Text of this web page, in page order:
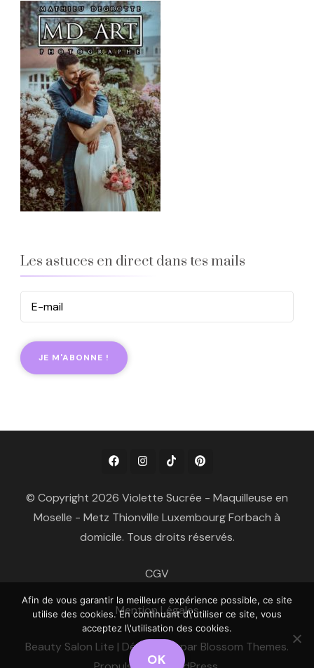
Les astuces en direct dans tes mails
© Copyright 2026 Violette Sucrée - Maquilleuse en
Moselle - Metz Thionville Luxembourg Forbach à
domicile. Tous droits réservés.
CGV
Mention Légales
Beauty Salon Lite | Développé par Blossom Themes.
Afin de vous garantir la meilleure expérience possible, ce site
utilise des cookies. En continuant d\'utiliser ce site, vous
acceptez l\'utilisation des cookies.
OK